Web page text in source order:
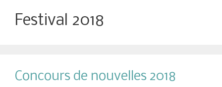
Festival 2018
Concours de nouvelles 2018